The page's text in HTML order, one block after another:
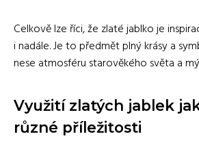
Celkově lze říci, že zlaté jablko je
i nadále. Je to předmět plný krásy a
nese atmosféru starověkého světa a
Využití zlatých jablek
různé příležitosti